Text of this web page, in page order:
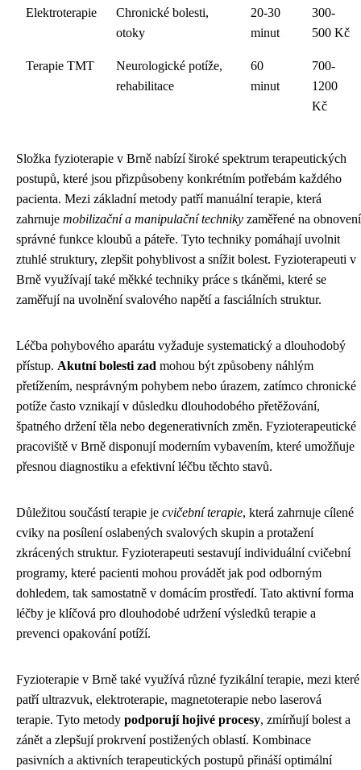
Elektroterapie
Chronické bolesti,
otoky
20-30
minut
300-
500 Kč
Terapie TMT
Neurologické potíže,
rehabilitace
60
minut
700-
1200
Kč
Složka fyzioterapie v Brně nabízí široké spektrum terapeutických
postupů, které jsou přizpůsobeny konkrétním potřebám každého
pacienta. Mezi základní metody patří manuální terapie, která
zahrnuje mobilizační a manipulační techniky zaměřené na obnovení
správné funkce kloubů a páteře. Tyto techniky pomáhají uvolnit
ztuhlé struktury, zlepšit pohyblivost a snížit bolest. Fyzioterapeuti v
Brně využívají také měkké techniky práce s tkáněmi, které se
zaměřují na uvolnění svalového napětí a fasciálních struktur.
Léčba pohybového aparátu vyžaduje systematický a dlouhodobý
přístup. Akutní bolesti zad mohou být způsobeny náhlým
přetížením, nesprávným pohybem nebo úrazem, zatímco chronické
potíže často vznikají v důsledku dlouhodobého přetěžování,
špatného držení těla nebo degenerativních změn. Fyzioterapeutické
pracoviště v Brně disponují moderním vybavením, které umožňuje
přesnou diagnostiku a efektivní léčbu těchto stavů.
Důležitou součástí terapie je cvičební terapie, která zahrnuje cílené
cviky na posílení oslabených svalových skupin a protažení
zkrácených struktur. Fyzioterapeuti sestavují individuální cvičební
programy, které pacienti mohou provádět jak pod odborným
dohledem, tak samostatně v domácím prostředí. Tato aktivní forma
léčby je klíčová pro dlouhodobé udržení výsledků terapie a
prevenci opakování potíží.
Fyzioterapie v Brně také využívá různé fyzikální terapie, mezi které
patří ultrazvuk, elektroterapie, magnetoterapie nebo laserová
terapie. Tyto metody podporují hojivé procesy, zmírňují bolest a
zánět a zlepšují prokrvení postižených oblastí. Kombinace
pasivních a aktivních terapeutických postupů přináší optimální